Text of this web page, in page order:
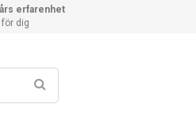
erfarenhet
dig